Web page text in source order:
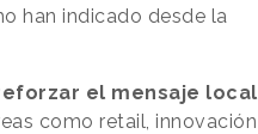
han indicado desde la
el mensaje local
como retail, innovación